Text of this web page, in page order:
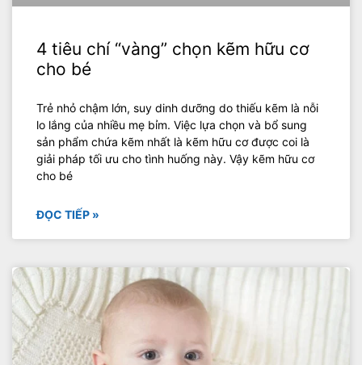
4 tiêu chí “vàng” chọn kẽm hữu cơ
cho bé
Trẻ nhỏ chậm lớn, suy dinh dưỡng do thiếu kẽm là nỗi
lo lắng của nhiều mẹ bỉm. Việc lựa chọn và bổ sung
sản phẩm chứa kẽm nhất là kẽm hữu cơ được coi là
giải pháp tối ưu cho tình huống này. Vậy kẽm hữu cơ
cho bé
ĐỌC TIẾP »